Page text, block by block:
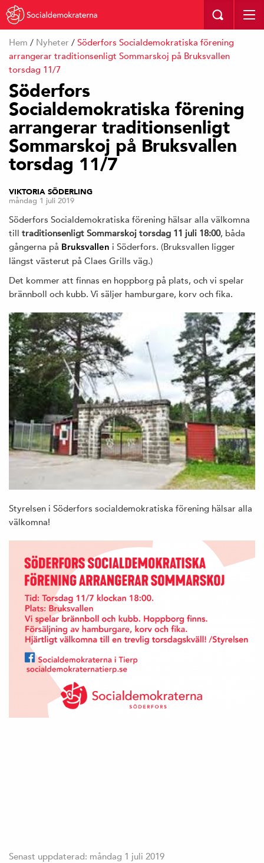
Hem / Nyheter / Söderfors Socialdemokratiska förening
arrangerar traditionsenligt Sommarskoj på Bruksvallen
torsdag 11/7
Söderfors
Socialdemokratiska förening
arrangerar traditionsenligt
Sommarskoj på Bruksvallen
torsdag 11/7
VIKTORIA SÖDERLING
måndag 1 juli 2019
Söderfors Socialdemokratiska förening hälsar alla välkomna
till traditionsenligt Sommarskoj torsdag 11 juli 18:00, båda
gångerna på Bruksvallen i Söderfors. (Bruksvallen ligger
längst västerut på Claes Grills väg.)
Det kommer att finnas en hoppborg på plats, och vi spelar
brännboll och kubb. Vi säljer hamburgare, korv och fika.
Styrelsen i Söderfors socialdemokratiska förening hälsar alla
välkomna!
Senast uppdaterad: måndag 1 juli 2019